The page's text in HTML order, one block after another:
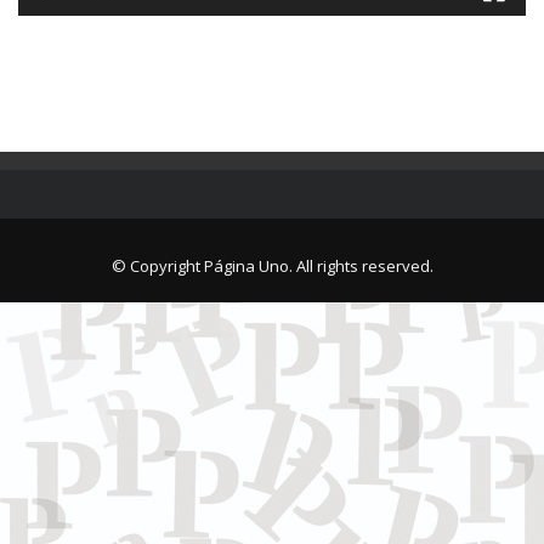
© Copyright Página Uno. All rights reserved.